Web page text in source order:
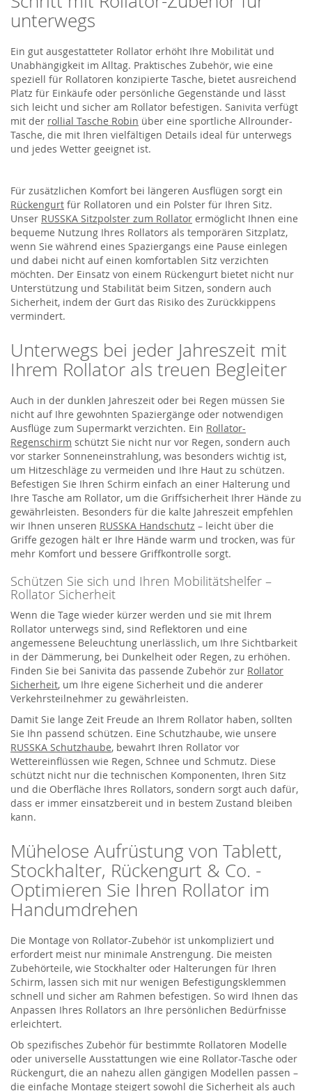
unterwegs
Ein gut ausgestatteter Rollator erhöht Ihre Mobilität und
Unabhängigkeit im Alltag. Praktisches Zubehör, wie eine
speziell für Rollatoren konzipierte Tasche, bietet ausreichend
Platz für Einkäufe oder persönliche Gegenstände und lässt
sich leicht und sicher am Rollator befestigen. Sanivita verfügt
mit der rollial Tasche Robin über eine sportliche Allrounder-
Tasche, die mit Ihren vielfältigen Details ideal für unterwegs
und jedes Wetter geeignet ist.
Für zusätzlichen Komfort bei längeren Ausflügen sorgt ein
Rückengurt für Rollatoren und ein Polster für Ihren Sitz.
Unser RUSSKA Sitzpolster zum Rollator ermöglicht Ihnen eine
bequeme Nutzung Ihres Rollators als temporären Sitzplatz,
wenn Sie während eines Spaziergangs eine Pause einlegen
und dabei nicht auf einen komfortablen Sitz verzichten
möchten. Der Einsatz von einem Rückengurt bietet nicht nur
Unterstützung und Stabilität beim Sitzen, sondern auch
Sicherheit, indem der Gurt das Risiko des Zurückkippens
vermindert.
Unterwegs bei jeder Jahreszeit mit
Ihrem Rollator als treuen Begleiter
Auch in der dunklen Jahreszeit oder bei Regen müssen Sie
nicht auf Ihre gewohnten Spaziergänge oder notwendigen
Ausflüge zum Supermarkt verzichten. Ein Rollator-
Regenschirm schützt Sie nicht nur vor Regen, sondern auch
vor starker Sonneneinstrahlung, was besonders wichtig ist,
um Hitzeschläge zu vermeiden und Ihre Haut zu schützen.
Befestigen Sie Ihren Schirm einfach an einer Halterung und
Ihre Tasche am Rollator, um die Griffsicherheit Ihrer Hände zu
gewährleisten. Besonders für die kalte Jahreszeit empfehlen
wir Ihnen unseren RUSSKA Handschutz – leicht über die
Griffe gezogen hält er Ihre Hände warm und trocken, was für
mehr Komfort und bessere Griffkontrolle sorgt.
Schützen Sie sich und Ihren Mobilitätshelfer –
Rollator Sicherheit
Wenn die Tage wieder kürzer werden und sie mit Ihrem
Rollator unterwegs sind, sind Reflektoren und eine
angemessene Beleuchtung unerlässlich, um Ihre Sichtbarkeit
in der Dämmerung, bei Dunkelheit oder Regen, zu erhöhen.
Finden Sie bei Sanivita das passende Zubehör zur Rollator
Sicherheit, um Ihre eigene Sicherheit und die anderer
Verkehrsteilnehmer zu gewährleisten.
Damit Sie lange Zeit Freude an Ihrem Rollator haben, sollten
Sie Ihn passend schützen. Eine Schutzhaube, wie unsere
RUSSKA Schutzhaube, bewahrt Ihren Rollator vor
Wettereinflüssen wie Regen, Schnee und Schmutz. Diese
schützt nicht nur die technischen Komponenten, Ihren Sitz
und die Oberfläche Ihres Rollators, sondern sorgt auch dafür,
dass er immer einsatzbereit und in bestem Zustand bleiben
kann.
Mühelose Aufrüstung von Tablett,
Stockhalter, Rückengurt & Co. -
Optimieren Sie Ihren Rollator im
Handumdrehen
Die Montage von Rollator-Zubehör ist unkompliziert und
erfordert meist nur minimale Anstrengung. Die meisten
Zubehörteile, wie Stockhalter oder Halterungen für Ihren
Schirm, lassen sich mit nur wenigen Befestigungsklemmen
schnell und sicher am Rahmen befestigen. So wird Ihnen das
Anpassen Ihres Rollators an Ihre persönlichen Bedürfnisse
erleichtert.
Ob spezifisches Zubehör für bestimmte Rollatoren Modelle
oder universelle Ausstattungen wie eine Rollator-Tasche oder
Rückengurt, die an nahezu allen gängigen Modellen passen –
die einfache Montage steigert sowohl die Sicherheit als auch